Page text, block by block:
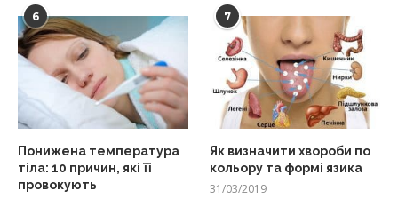
6
Понижена температура
тіла: 10 причин, які її
провокують
7
Як визначити хвороби по
кольору та формі язика
31/03/2019